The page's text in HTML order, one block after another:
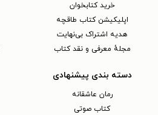
خرید کتابخوان
اپلیکیشن کتاب طاقچه
هدیه اشتراک بی‌نهایت
مجلهٔ معرفی و نقد کتاب
دسته بندی پیشنهادی
رمان عاشقانه
کتاب‌ صوتی